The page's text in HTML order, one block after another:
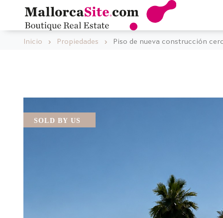
Inicio Propiedades Piso de nueva construcción
SOLD BY US